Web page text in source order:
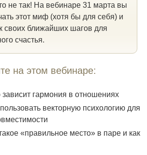
не так! На вебинаре 31 марта вы
этот миф (хотя бы для себя) и
своих ближайших шагов для
счастья.
на этом вебинаре:
зависит гармония в отношениях
векторную психологию для
«правильное место» в паре и как